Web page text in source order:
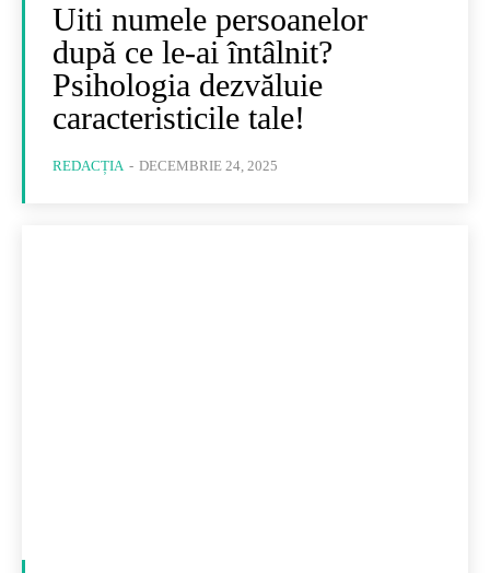
Uiti numele persoanelor
după ce le-ai întâlnit?
Psihologia dezvăluie
caracteristicile tale!
REDACȚIA - DECEMBRIE 24, 2025